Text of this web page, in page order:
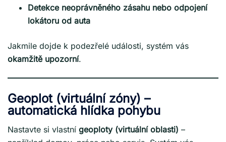
Detekce neoprávněného zásahu nebo odpojení
lokátoru od auta
Jakmile dojde k podezřelé události, systém vás
okamžitě upozorní.
Geoplot (virtuální zóny) –
automatická hlídka pohybu
Nastavte si vlastní geoploty (virtuální oblasti) –